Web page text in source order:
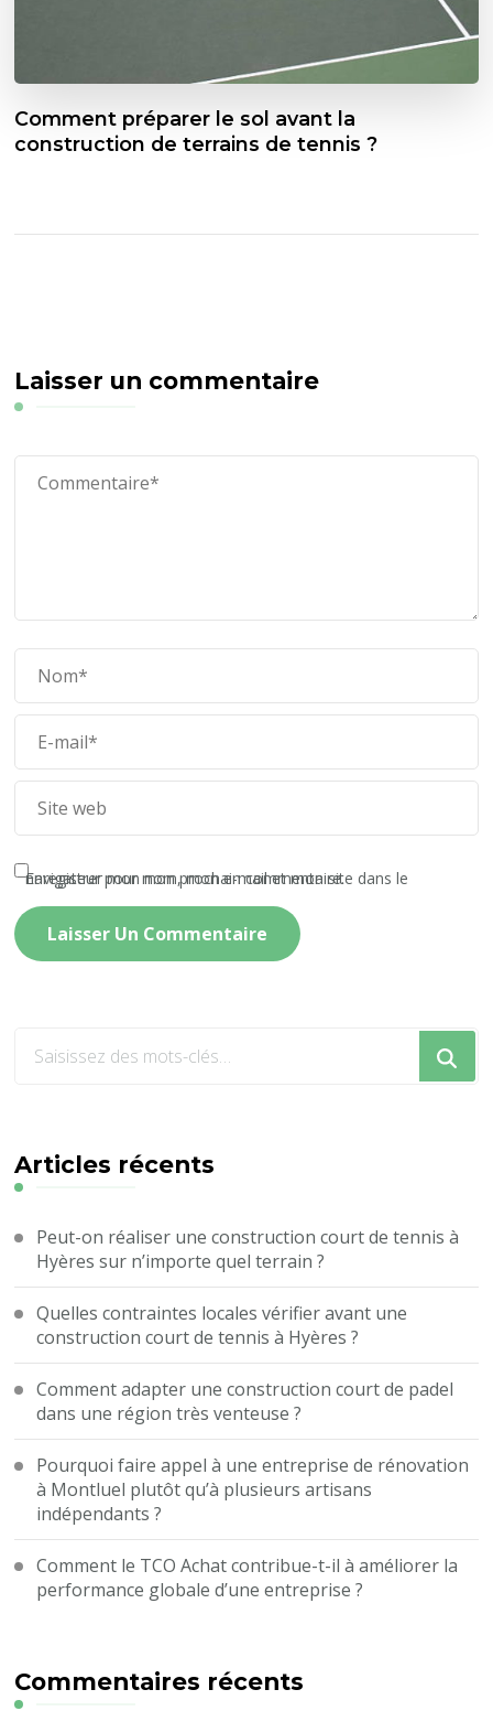
Comment préparer le sol avant la
construction de terrains de tennis ?
Laisser un commentaire
Enregistrer mon nom, mon e-mail et mon site dans le navigateur pour mon prochain commentaire.
recherchiez
?
Articles récents
Peut-on réaliser une construction court de tennis à
Hyères sur n’importe quel terrain ?
Quelles contraintes locales vérifier avant une
construction court de tennis à Hyères ?
Comment adapter une construction court de padel
dans une région très venteuse ?
Pourquoi faire appel à une entreprise de rénovation
à Montluel plutôt qu’à plusieurs artisans
indépendants ?
Comment le TCO Achat contribue-t-il à améliorer la
performance globale d’une entreprise ?
Commentaires récents